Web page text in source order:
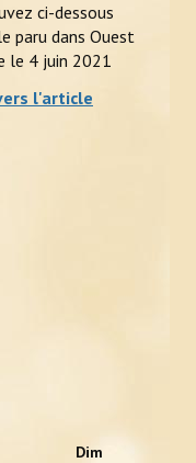
ci-dessous
paru dans Ouest
le 4 juin 2021
l'article
Dim